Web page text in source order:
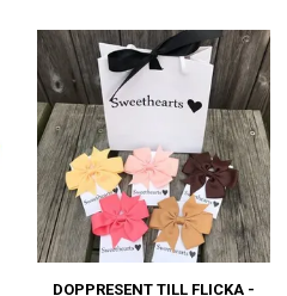
DOPPRESENT TILL FLICKA -